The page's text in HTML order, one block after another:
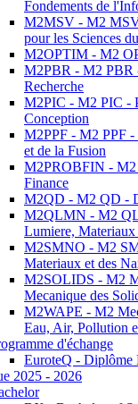
Fondements de
M2MSV - M2
pour les Sciences
M2OPTIM - M2
M2PBR - M2 PBR
Recherche
M2PIC - M2 PIC -
Conception
M2PPF - M2 PPF -
et de la Fusion
M2PROBFIN - M2
Finance
M2QD - M2 QD -
M2QLMN - M2
Lumiere, Materiaux
M2SMNO - M2
Materiaux et des
M2SOLIDS - M2
Mecanique des
M2WAPE - M2
Eau, Air, Pollution
d'échange
EuroteQ - Diplôme
2025 - 2026